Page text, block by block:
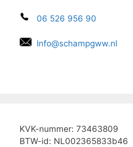
06 526 956 90
Info@schampgww.nl
KVK-nummer: 73463809
BTW-id: NL002365833b46